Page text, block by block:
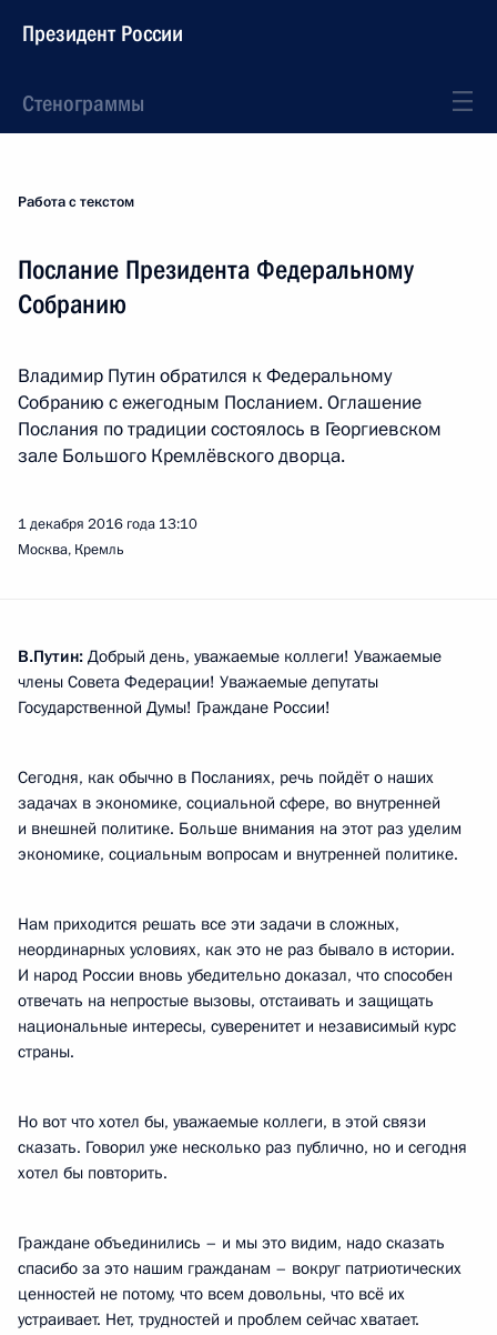
Президент России
Стенограммы
Работа с текстом
Послание Президента Федеральному
Собранию
Владимир Путин обратился к Федеральному
Собранию с ежегодным Посланием. Оглашение
Послания по традиции состоялось в Георгиевском
зале Большого Кремлёвского дворца.
1 декабря 2016 года 13:10
Москва, Кремль
В.Путин: Добрый день, уважаемые коллеги! Уважаемые
члены Совета Федерации! Уважаемые депутаты
Государственной Думы! Граждане России!
Сегодня, как обычно в Посланиях, речь пойдёт о наших
задачах в экономике, социальной сфере, во внутренней
и внешней политике. Больше внимания на этот раз уделим
экономике, социальным вопросам и внутренней политике.
Нам приходится решать все эти задачи в сложных,
неординарных условиях, как это не раз бывало в истории.
И народ России вновь убедительно доказал, что способен
отвечать на непростые вызовы, отстаивать и защищать
национальные интересы, суверенитет и независимый курс
страны.
Но вот что хотел бы, уважаемые коллеги, в этой связи
сказать. Говорил уже несколько раз публично, но и сегодня
хотел бы повторить.
Граждане объединились – и мы это видим, надо сказать
спасибо за это нашим гражданам – вокруг патриотических
ценностей не потому, что всем довольны, что всё их
устраивает. Нет, трудностей и проблем сейчас хватает.